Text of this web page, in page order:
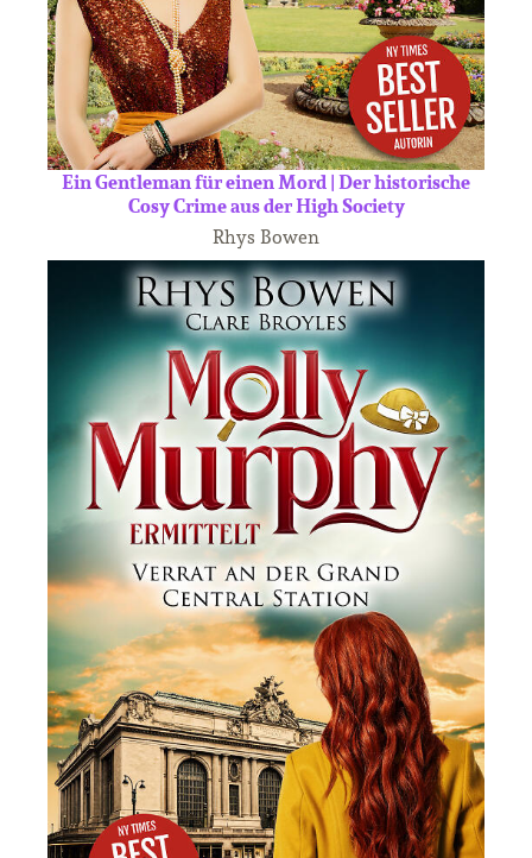
Ein Gentleman für einen Mord | Der historische
Cosy Crime aus der High Society
Rhys Bowen